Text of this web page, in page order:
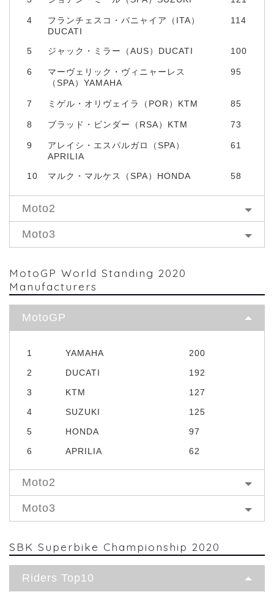
4
フランチェスコ・バニャイア（ITA）
DUCATI
114
5 ジャック・ミラー（AUS）DUCATI 100
6
マーヴェリック・ヴィニャーレス
（SPA）YAMAHA
95
7 ミゲル・オリヴェイラ（POR）KTM 85
8 ブラッド・ビンダー（RSA）KTM 73
9
アレイシ・エスパルガロ（SPA）
APRILIA
61
10 マルク・マルケス（SPA）HONDA 58
Moto2
Moto3
MotoGP World Standing 2020
Manufacturers
MotoGP
1 YAMAHA
200
2
DUCATI
192
3
KTM
127
4
SUZUKI
125
5
HONDA
97
6
APRILIA 62
Moto2
Moto3
SBK Superbike Championship 2020
Riders Top10